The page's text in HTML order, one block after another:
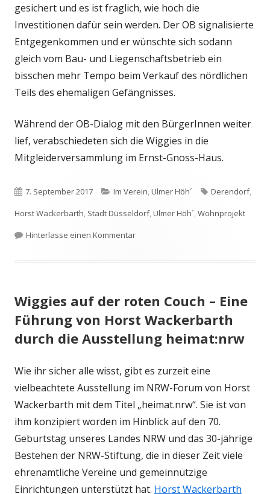
gesichert und es ist fraglich, wie hoch die
Investitionen dafür sein werden. Der OB signalisierte
Entgegenkommen und er wünschte sich sodann
gleich vom Bau- und Liegenschaftsbetrieb ein
bisschen mehr Tempo beim Verkauf des nördlichen
Teils des ehemaligen Gefängnisses.
Während der OB-Dialog mit den BürgerInnen weiter
lief, verabschiedeten sich die Wiggies in die
Mitgleiderversammlung im Ernst-Gnoss-Haus.
Veröffentlicht
am
7. September 2017 Kategorien
Im Verein,Ulmer Höh´ Schlagwörter
Derendorf,
Horst Wackerbarth, Stadt Düsseldorf,Ulmer Höh´,Wohnprojekt
Hinterlasse einen Kommentarzu Im Dialog mit Oberbürgermeister
Wiggies auf der roten Couch – Eine
Führung von Horst Wackerbarth
durch die Ausstellung heimat:nrw
Wie ihr sicher alle wisst, gibt es zurzeit eine
vielbeachtete Ausstellung im NRW-Forum von Horst
Wackerbarth mit dem Titel „heimat.nrw“. Sie ist von
ihm konzipiert worden im Hinblick auf den 70.
Geburtstag unseres Landes NRW und das 30-jährige
Bestehen der NRW-Stiftung, die in dieser Zeit viele
ehrenamtliche Vereine und gemeinnützige
Einrichtungen unterstützt hat. Horst Wackerbarth